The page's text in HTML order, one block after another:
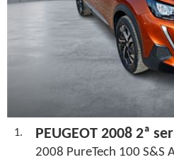
1. PEUGEOT 2008 2ª
2008 PureTech 100 S&S